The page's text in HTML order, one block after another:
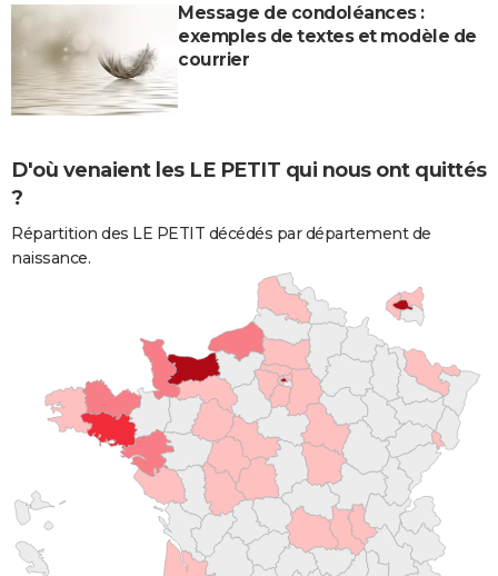
Message de condoléances :
exemples de textes et modèle de
courrier
D'où venaient les LE PETIT qui nous ont quittés
?
Répartition des LE PETIT décédés par département de
naissance.